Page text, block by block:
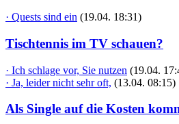
· Quests sind ein (19.04. 18:31)
Tischtennis im TV schauen?
· Ich schlage vor, Sie nutzen (19.04.
· Ja, leider nicht sehr oft, (13.04. 08:15)
Als Single auf die Kosten